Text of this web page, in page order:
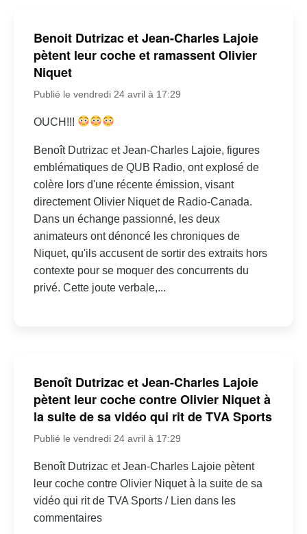
Benoit Dutrizac et Jean-Charles Lajoie
pètent leur coche et ramassent Olivier
Niquet
Publié le vendredi 24 avril à 17:29
OUCH!!!
Benoît Dutrizac et Jean-Charles Lajoie, figures
emblématiques de QUB Radio, ont explosé de
colère lors d'une récente émission, visant
directement Olivier Niquet de Radio-Canada.
Dans un échange passionné, les deux
animateurs ont dénoncé les chroniques de
Niquet, qu'ils accusent de sortir des extraits hors
contexte pour se moquer des concurrents du
privé. Cette joute verbale,...
Benoît Dutrizac et Jean-Charles Lajoie
pètent leur coche contre Olivier Niquet à
la suite de sa vidéo qui rit de TVA Sports
Publié le vendredi 24 avril à 17:29
Benoît Dutrizac et Jean-Charles Lajoie pètent
leur coche contre Olivier Niquet à la suite de sa
vidéo qui rit de TVA Sports / Lien dans les
commentaires